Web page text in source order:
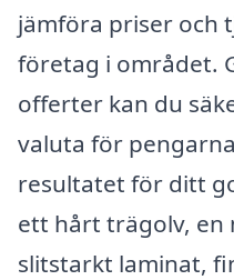
jämföra priser och
företag i området.
offerter kan du
valuta för
resultatet för ditt
ett hårt trägolv, en
slitstarkt laminat,